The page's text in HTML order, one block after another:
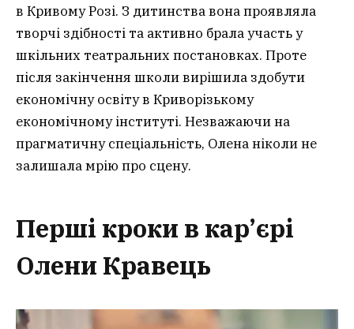
в Кривому Розі. З дитинства вона проявляла
творчі здібності та активно брала участь у
шкільних театральних постановках. Проте
після закінчення школи вирішила здобути
економічну освіту в Криворізькому
економічному інституті. Незважаючи на
прагматичну спеціальність, Олена ніколи не
залишала мрію про сцену.
Перші кроки в кар’єрі
Олени Кравець